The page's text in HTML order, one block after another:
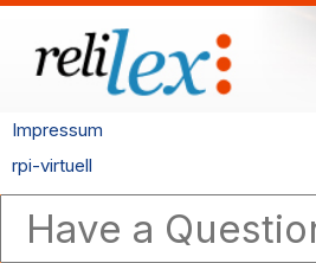
Impressum
rpi-virtuell